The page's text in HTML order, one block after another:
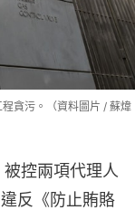
貪污。（資料圖片 / 蘇煒
控兩項代理人
反《防止賄賂